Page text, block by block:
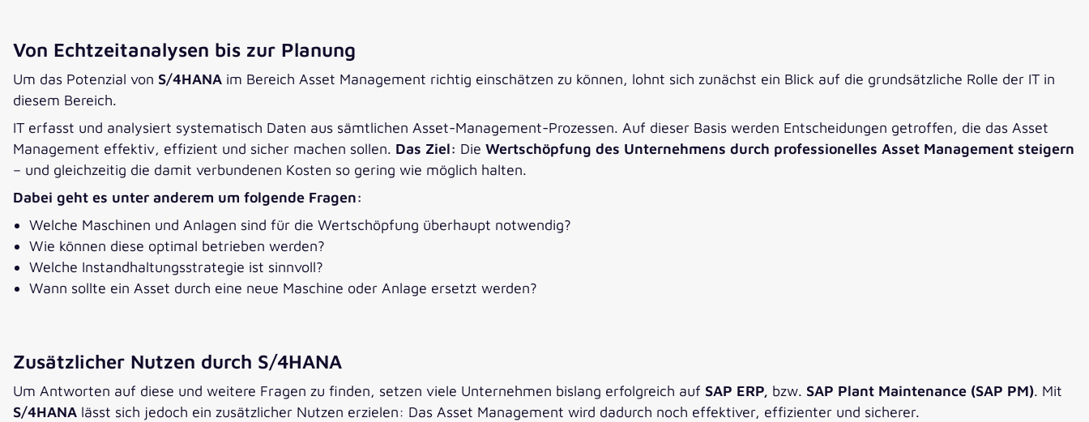
Von Echtzeitanalysen bis zur Planung
Um das Potenzial von S/4HANA im Bereich Asset Management richtig einschätzen zu können, lohnt sich zunächst ein Blick auf die grundsätzliche Rolle der IT in
diesem Bereich.
IT erfasst und analysiert systematisch Daten aus sämtlichen Asset-Management-Prozessen. Auf dieser Basis werden Entscheidungen getroffen, die das Asset
Management effektiv, effizient und sicher machen sollen. Das Ziel: Die Wertschöpfung des Unternehmens durch professionelles Asset Management steigern
– und gleichzeitig die damit verbundenen Kosten so gering wie möglich halten.
Dabei geht es unter anderem um folgende Fragen:
Welche Maschinen und Anlagen sind für die Wertschöpfung überhaupt notwendig?
Wie können diese optimal betrieben werden?
Welche Instandhaltungsstrategie ist sinnvoll?
Wann sollte ein Asset durch eine neue Maschine oder Anlage ersetzt werden?
Zusätzlicher Nutzen durch S/4HANA
Um Antworten auf diese und weitere Fragen zu finden, setzen viele Unternehmen bislang erfolgreich auf SAP ERP, bzw. SAP Plant Maintenance (SAP PM). Mit
S/4HANA lässt sich jedoch ein zusätzlicher Nutzen erzielen: Das Asset Management wird dadurch noch effektiver, effizienter und sicherer.